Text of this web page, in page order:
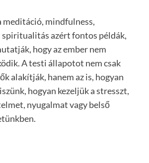
meditáció, mindfulness,
spiritualitás azért fontos példák,
hogy az ember nem
A testi állapotot nem csak
alakítják, hanem az is, hogyan
hogyan kezeljük a stresszt,
nyugalmat vagy belső